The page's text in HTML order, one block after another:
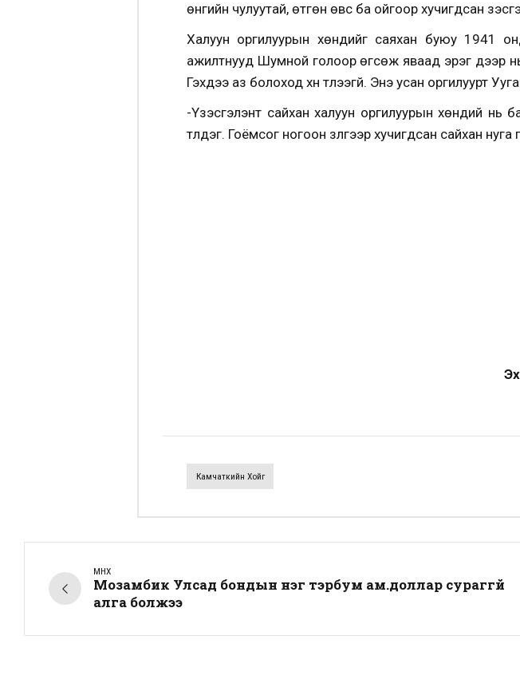
өнгийн чулуутай, өтгөн өвс ба ойгоор хучигдсан
Халуун оргилуурын хөндийг саяхан буюу 1941
ажилтнууд Шумной голоор өгсөж яваад эрэг дээр
Гэхдээ аз болоход хүн түлээгүй. Энэ усан оргилуурт
-Үзэсгэлэнт сайхан халуун оргилуурын хөндий нь
түлдэг. Гоёмсог ногоон зүлгээр хучигдсан сайхан
Камчаткийн Хойг
ӨМНӨХ
Мозамбик Улсад бондын нэг тэрбум ам.доллар сураггүй
алга болжээ